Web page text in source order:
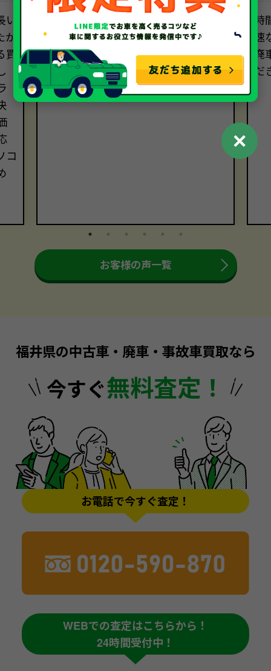
コ
オペレーターの方々は、電話対応も
メール対応も丁寧で正確でした。直
接会って話すわけではないのに、安心
してお任せできる信頼感がありまし
た。
お客様の声一覧
福井県の中古車・廃車・事故車買取なら
今すぐ無料査定！
お電話で今すぐ査定！
WEBでの査定はこちらから！
24時間受付中！
✕